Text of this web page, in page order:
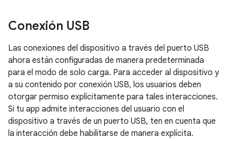
Conexión USB
Las conexiones del dispositivo a través del puerto USB
ahora están configuradas de manera predeterminada
para el modo de solo carga. Para acceder al dispositivo y
a su contenido por conexión USB, los usuarios deben
otorgar permiso explícitamente para tales interacciones.
Si tu app admite interacciones del usuario con el
dispositivo a través de un puerto USB, ten en cuenta que
la interacción debe habilitarse de manera explícita.